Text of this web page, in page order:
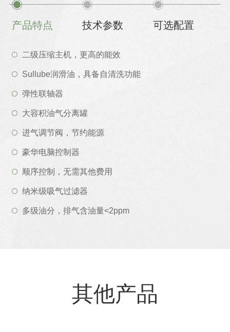
产品特点 技术参数 可选配置
二级压缩主机，更高的能效
Sullube润滑油，具备自清洗功能
弹性联轴器
大容积油气分离罐
进气调节阀，节约能源
豪华电脑控制器
顺序控制，无需其他费用
纳米级吸气过滤器
多级油分，排气含油量<2ppm
其他产品